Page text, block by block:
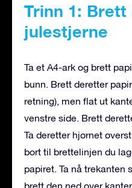
Trinn 1: Brett
julestjerne
Ta et A4-ark og brett
bunn. Brett deretter
retning), men flat ut
venstre side. Brett
Ta deretter hjørnet
bort til brettelinjen du
papiret. Ta nå trekanten
brett den ned over